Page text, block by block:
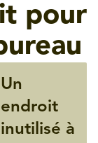
pour
Un
endroit
inutilisé à